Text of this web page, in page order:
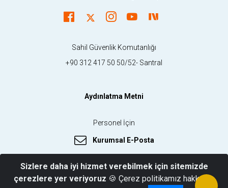
Sahil Güvenlik Komutanlığı
+90 312 417 50 50/52- Santral
Aydınlatma Metni
Personel İçin
Kurumsal E-Posta
Sizlere daha iyi hizmet verebilmek için sitemizde
çerezlere yer veriyoruz 🍪 Çerez politikamız hakkında